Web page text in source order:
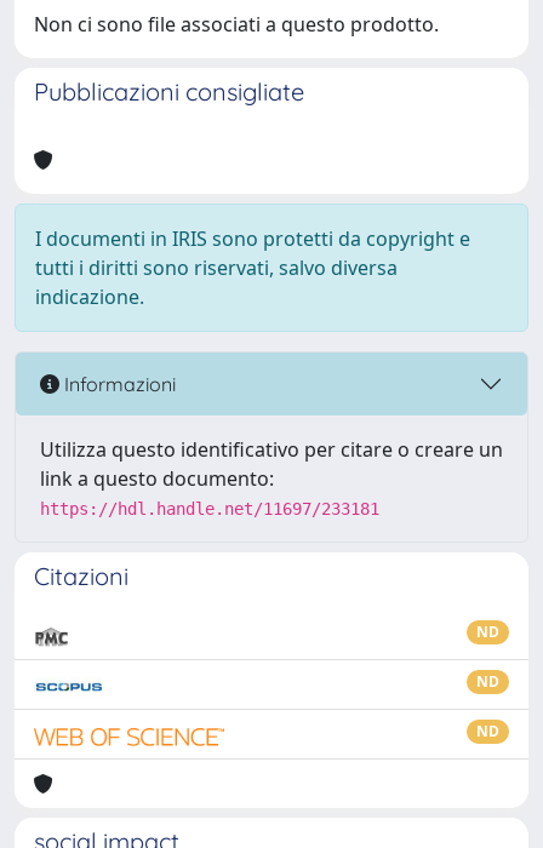
Non ci sono file associati a questo prodotto.
Pubblicazioni consigliate
I documenti in IRIS sono protetti da copyright e
tutti i diritti sono riservati, salvo diversa
indicazione.
Informazioni
Utilizza questo identificativo per citare o creare un
link a questo documento:
https://hdl.handle.net/11697/233181
Citazioni
ND
ND
ND
social impact